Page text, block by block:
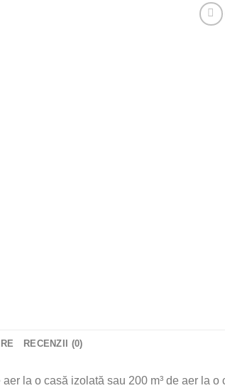
RECENZII (0)
la o casă izolată sau 200 m³ de aer la o